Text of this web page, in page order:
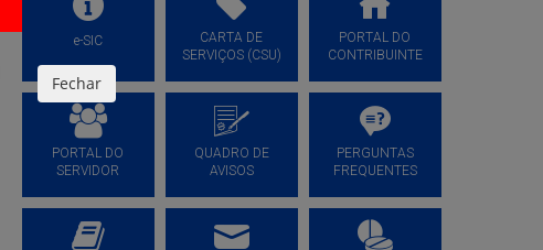
e-SIC
CARTA DE
SERVIÇOS (CSU)
PORTAL DO
CONTRIBUINTE
PORTAL DO
SERVIDOR
QUADRO DE
AVISOS
PERGUNTAS
FREQUENTES
Fechar